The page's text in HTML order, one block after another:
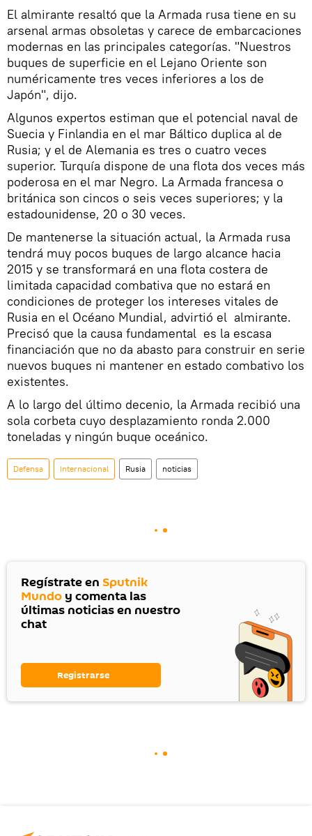
El almirante resaltó que la Armada rusa tiene en su
arsenal armas obsoletas y carece de embarcaciones
modernas en las principales categorías. "Nuestros
buques de superficie en el Lejano Oriente son
numéricamente tres veces inferiores a los de
Japón", dijo.
Algunos expertos estiman que el potencial naval de
Suecia y Finlandia en el mar Báltico duplica al de
Rusia; y el de Alemania es tres o cuatro veces
superior. Turquía dispone de una flota dos veces más
poderosa en el mar Negro. La Armada francesa o
británica son cincos o seis veces superiores; y la
estadounidense, 20 o 30 veces.
De mantenerse la situación actual, la Armada rusa
tendrá muy pocos buques de largo alcance hacia
2015 y se transformará en una flota costera de
limitada capacidad combativa que no estará en
condiciones de proteger los intereses vitales de
Rusia en el Océano Mundial, advirtió el almirante.
Precisó que la causa fundamental es la escasa
financiación que no da abasto para construir en serie
nuevos buques ni mantener en estado combativo los
existentes.
A lo largo del último decenio, la Armada recibió una
sola corbeta cuyo desplazamiento ronda 2.000
toneladas y ningún buque oceánico.
Defensa Internacional Rusia noticias
Regístrate en Sputnik
Mundo y comenta las
últimas noticias en nuestro
chat
Registrarse